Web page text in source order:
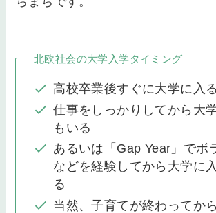
北欧社会の大学入学タイミング
高校卒業後すぐに大学に入
仕事をしっかりしてから大
もいる
あるいは「Gap Year」でボ
などを経験してから大学に
る
当然、子育てが終わってか